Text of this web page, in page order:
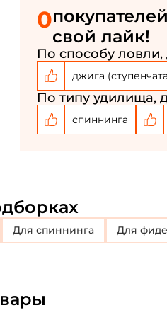
0
свой лайк!
По способу ловли,
джига
По типу удилища,
спиннинга
для спиннинга для